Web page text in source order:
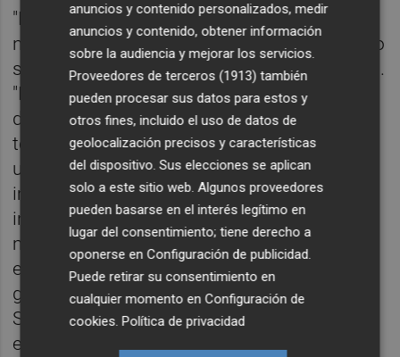
"La energía geotérmica es energía limpia y
nos gustaría tener tanta energía limpia como
sea posible", dice Avouac en un comunicado.
"La sismicidad inducida, el
desencadenamiento de muchos pequeños
terremotos, durante el desarrollo inicial de
un campo geotérmico se ha visto como un
impedimento para construir más de esta
infraestructura. Pero nuestro estudio
muestra que en realidad hay un beneficio en
esto. Podrías imaginar el desarrollo de
geotermia campos a lo largo de la falla de
San Andrés, por ejemplo, donde obtendría
energía limpia y disminuiría el riesgo de un
anuncios y contenido personalizados, medir
anuncios y contenido, obtener información
sobre la audiencia y mejorar los servicios.
Proveedores de terceros (1913) también
pueden procesar sus datos para estos y
otros fines, incluido el uso de datos de
geolocalización precisos y características
del dispositivo. Sus elecciones se aplican
solo a este sitio web. Algunos proveedores
pueden basarse en el interés legítimo en
lugar del consentimiento; tiene derecho a
oponerse enConfiguración de publicidad.
Puede retirar su consentimiento en
cualquier momento enConfiguración de
cookies.Política de privacidad